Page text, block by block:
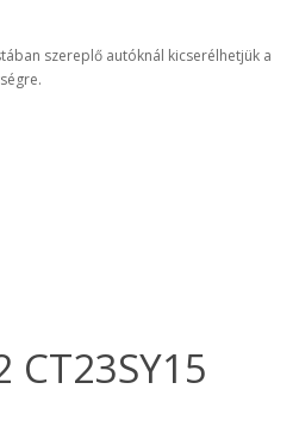
szereplő autóknál kicserélhetjük a
CT23SY15